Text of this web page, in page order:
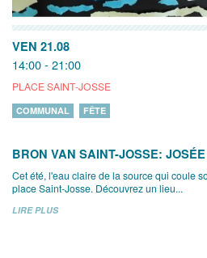
VEN 21.08
14:00 - 21:00
PLACE SAINT-JOSSE
COMMUNAL FÊTE
BRON VAN SAINT-JOSSE:
Cet été, l'eau claire de la source qui coule
place Saint-Josse. Découvrez un lieu...
LIRE PLUS